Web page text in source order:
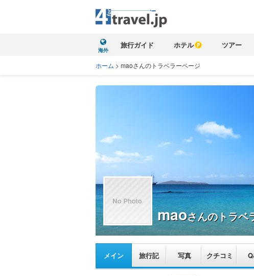
海外
旅行ガイド ホテル ツアー
ホーム > maoさんのトラベラーページ
maoさんのトラベ
メイン 旅行記 写真 クチコミ